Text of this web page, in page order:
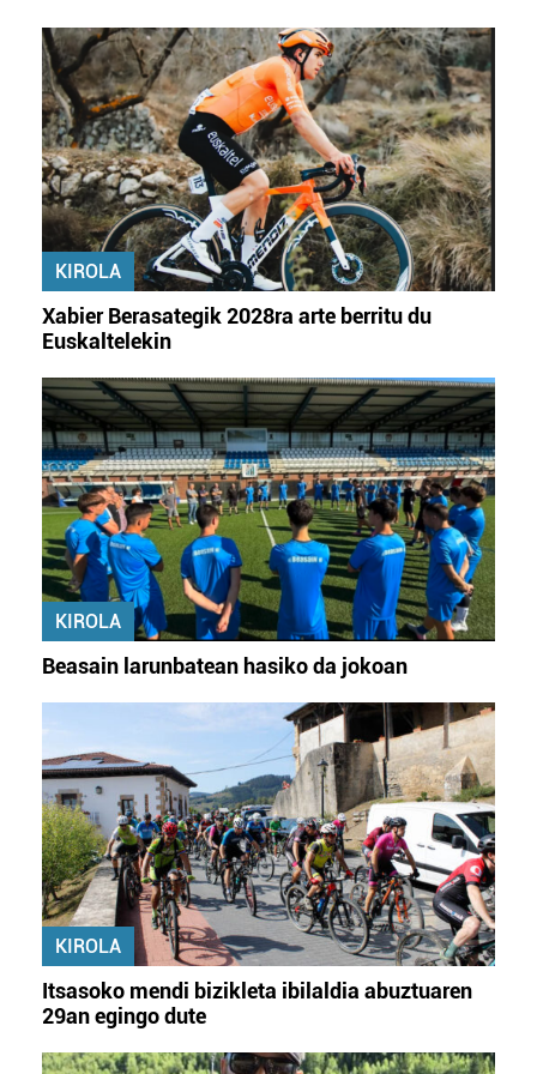
fitxategiak erabiltzen ditu. Zure esperientzia eta
zerbitzuak hobetzeko asmoz, cookie teknologiaz
baliatzen gara. Ohar hau onartuz gero, teknologia hori
erabiltzeko baimen esplizitua ematen diguzu.Gehiago
irakurri
KIROLA
Xabier Berasategik 2028ra arte berritu du
Euskaltelekin
KIROLA
Beasain larunbatean hasiko da jokoan
KIROLA
Itsasoko mendi bizikleta ibilaldia abuztuaren
29an egingo dute